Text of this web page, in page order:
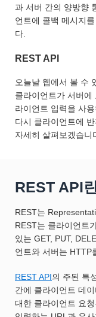
과 서버 간의 양방향
언트에 콜백 메시지
다.
REST API
오늘날 웹에서 볼 수
클라이언트가 서버에
라이언트 입력을 사
다시 클라이언트에
자세히 살펴보겠습니
REST API
REST는
REST는 클라이언트
있는 GET, PUT,
언트와 서버는 HTTP
REST API의 주된 특
간에 클라이언트 데
대한 클라이언트 요